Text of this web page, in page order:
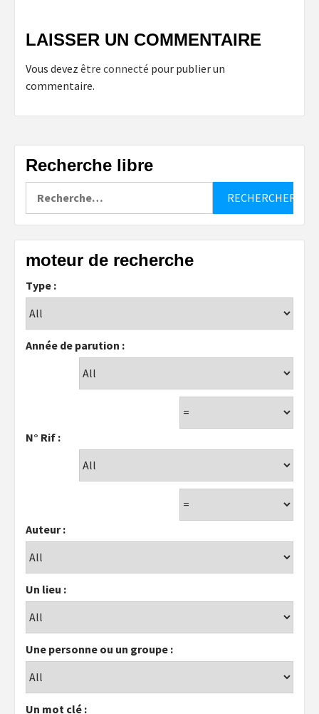
LAISSER UN COMMENTAIRE
Vous devez être connecté pour publier un
commentaire.
Recherche libre
moteur de recherche
Type :
Année de parution :
N° Rif :
Auteur :
Un lieu :
Une personne ou un groupe :
Un mot clé :